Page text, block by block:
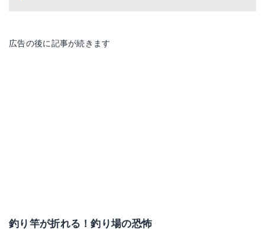
広告の後に記事が続きます
釣り竿が折れる！釣り場の恐怖